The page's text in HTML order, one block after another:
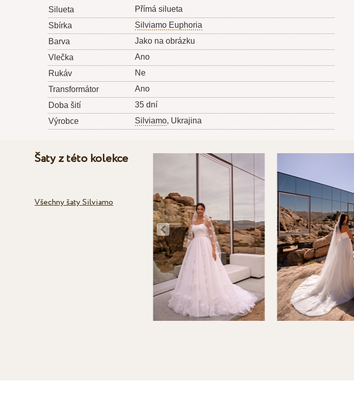
Silueta
Přímá silueta
Sbírka
Silviamo Euphoria
Barva
Jako na obrázku
Vlečka
Ano
Rukáv
Ne
Transformátor
Ano
Doba šití
35 dní
Výrobce
Silviamo, Ukrajina
Šaty z této kolekce
Všechny šaty Silviamo